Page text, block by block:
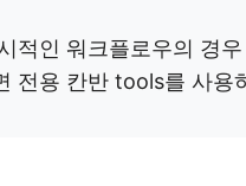
적인 워크플로우의 경
전용 칸반 tools를 사용